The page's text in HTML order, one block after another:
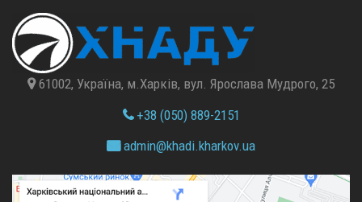
61002, Україна, м.Харків, вул. Ярослава Мудрого, 25
+38 (050) 889-2151
admin@khadi.kharkov.ua